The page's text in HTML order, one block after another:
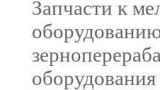
Запчасти к
оборудования